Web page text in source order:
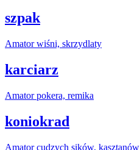
szpak
Amatorwiśni, skrzydlaty
karciarz
Amatorpokera, remika
koniokrad
Amatorcudzych sików, kasztanów